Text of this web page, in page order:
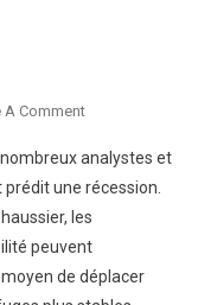
A CommentOn
Il
Acheter
De
L’or
Ou
Du
analystes et
une récession.
les
peuvent
de déplacer